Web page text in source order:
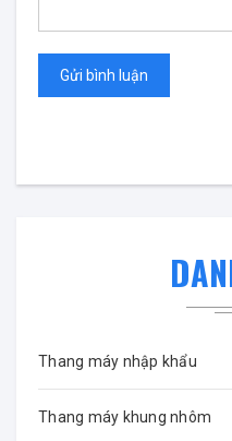
Gửi bình luận
Thang máy nhập khẩu
Thang máy khung nhôm